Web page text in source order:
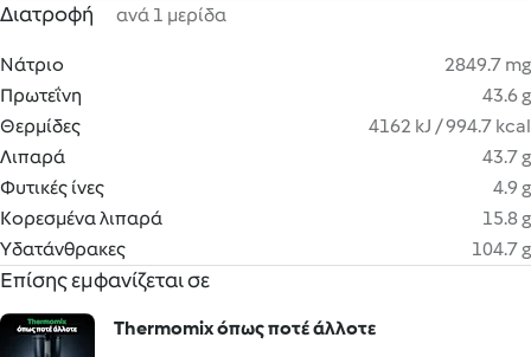
Διατροφή ανά 1 μερίδα
Νάτριο
2849.7 mg
Πρωτεΐνη
43.6 g
Θερμίδες
4162 kJ / 994.7 kcal
Λιπαρά
43.7 g
Φυτικές ίνες
4.9 g
Κορεσμένα λιπαρά
15.8 g
Υδατάνθρακες
104.7 g
Επίσης εμφανίζεται σε
Thermomix όπως ποτέ άλλοτε